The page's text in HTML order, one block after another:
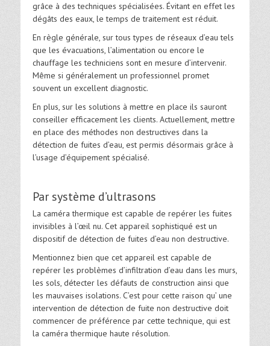
grâce à des techniques spécialisées. Évitant en effet les
dégâts des eaux, le temps de traitement est réduit.
En règle générale, sur tous types de réseaux d’eau tels
que les évacuations, l’alimentation ou encore le
chauffage les techniciens sont en mesure d’intervenir.
Même si généralement un professionnel promet
souvent un excellent diagnostic.
En plus, sur les solutions à mettre en place ils sauront
conseiller efficacement les clients. Actuellement, mettre
en place des méthodes non destructives dans la
détection de fuites d’eau, est permis désormais grâce à
l’usage d’équipement spécialisé.
Par système d’ultrasons
La caméra thermique est capable de repérer les fuites
invisibles à l’œil nu. Cet appareil sophistiqué est un
dispositif de détection de fuites d’eau non destructive.
Mentionnez bien que cet appareil est capable de
repérer les problèmes d’infiltration d’eau dans les murs,
les sols, détecter les défauts de construction ainsi que
les mauvaises isolations. C’est pour cette raison qu’ une
intervention de détection de fuite non destructive doit
commencer de préférence par cette technique, qui est
la caméra thermique haute résolution.